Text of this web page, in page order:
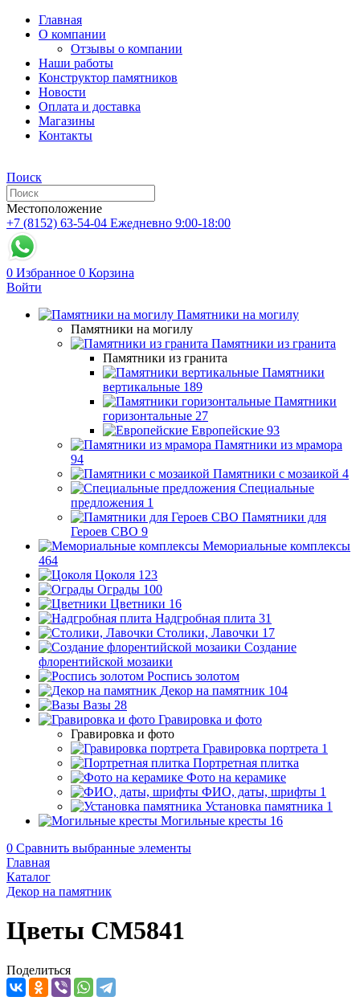
Главная
О компании
Отзывы о компании
Наши работы
Конструктор памятников
Новости
Оплата и доставка
Магазины
Контакты
Поиск
Местоположение
+7 (8152) 63-54-04 Ежедневно 9:00-18:00
0 Избранное 0 Корзина
Войти
Памятники на могилу
Памятники на могилу
Памятники из гранита
Памятники из гранита
Памятники
вертикальные 189
Памятники
горизонтальные 27
Европейские 93
Памятники из мрамора
94
Памятники с мозаикой 4
Специальные
предложения 1
Памятники для
Героев СВО 9
Мемориальные комплексы
464
Цоколя 123
Ограды 100
Цветники 16
Надгробная плита 31
Столики, Лавочки 17
Создание
флорентийской мозаики
Роспись золотом
Декор на памятник 104
Вазы 28
Гравировка и фото
Гравировка и фото
Гравировка портрета 1
Портретная плитка
Фото на керамике
ФИО, даты, шрифты 1
Установка памятника 1
Могильные кресты 16
0 Сравнить выбранные элементы
Главная
Каталог
Декор на памятник
Цветы CM5841
Поделиться